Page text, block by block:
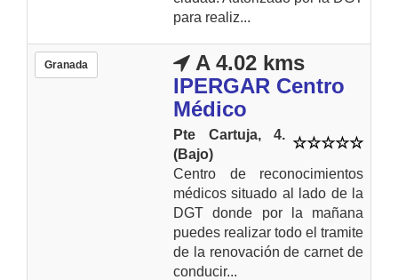
para realiz...
Granada
A 4.02 kms
IPERGAR Centro
Médico
Pte Cartuja, 4.
(Bajo)
Centro de reconocimientos
médicos situado al lado de la
DGT donde por la mañana
puedes realizar todo el tramite
de la renovación de carnet de
conducir...